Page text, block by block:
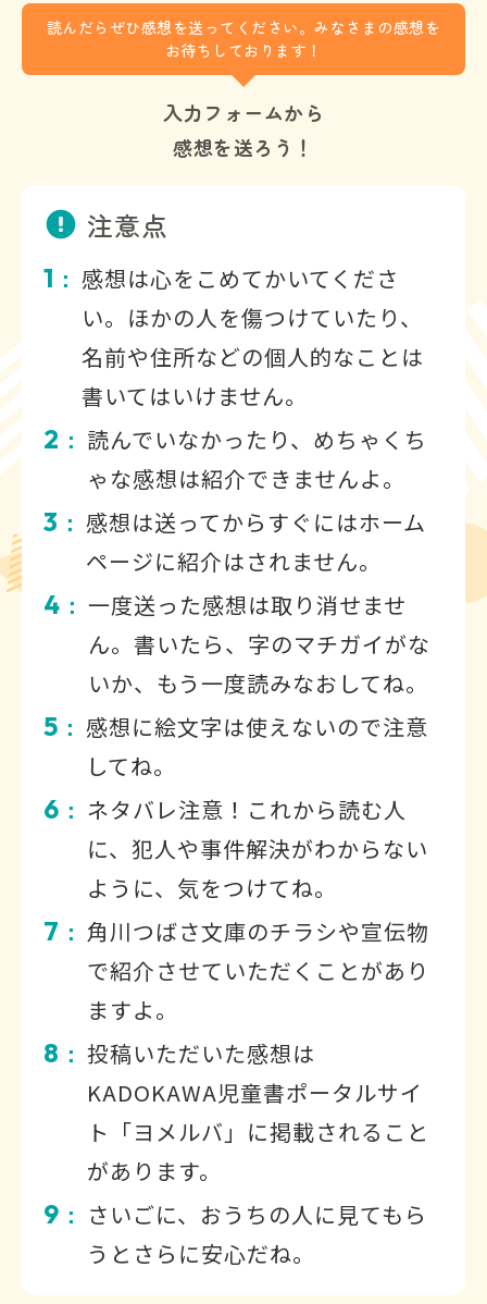
読んだらぜひ感想を送ってください。みなさまの感想を
お待ちしております！
入力フォームから
感想を送ろう！
注意点
1 ： 感想は心をこめてかいてくださ
い。ほかの人を傷つけていたり、
名前や住所などの個人的なことは
書いてはいけません。
2 ： 読んでいなかったり、めちゃくち
ゃな感想は紹介できませんよ。
3 ： 感想は送ってからすぐにはホーム
ページに紹介はされません。
4 ： 一度送った感想は取り消せませ
ん。書いたら、字のマチガイがな
いか、もう一度読みなおしてね。
5 ： 感想に絵文字は使えないので注意
してね。
6 ： ネタバレ注意！これから読む人
に、犯人や事件解決がわからない
ように、気をつけてね。
7 ： 角川つばさ文庫のチラシや宣伝物
で紹介させていただくことがあり
ますよ。
8 ： 投稿いただいた感想は
KADOKAWA児童書ポータルサイ
ト「ヨメルバ」に掲載されること
があります。
9 ：
さいごに、おうちの人に見てもら
うとさらに安心だね。